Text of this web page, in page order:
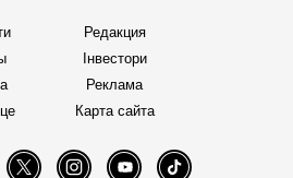
Редакция
Інвестори
Реклама
Карта сайта
Twitter InstagramYouTube TikTok